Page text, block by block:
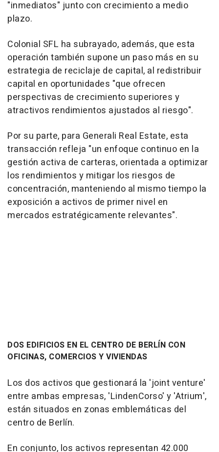
"inmediatos" junto con crecimiento a medio
plazo.
Colonial SFL ha subrayado, además, que esta
operación también supone un paso más en su
estrategia de reciclaje de capital, al redistribuir
capital en oportunidades "que ofrecen
perspectivas de crecimiento superiores y
atractivos rendimientos ajustados al riesgo".
Por su parte, para Generali Real Estate, esta
transacción refleja "un enfoque continuo en la
gestión activa de carteras, orientada a optimizar
los rendimientos y mitigar los riesgos de
concentración, manteniendo al mismo tiempo la
exposición a activos de primer nivel en
mercados estratégicamente relevantes".
DOS EDIFICIOS EN EL CENTRO DE BERLÍN CON
OFICINAS, COMERCIOS Y VIVIENDAS
Los dos activos que gestionará la 'joint venture'
entre ambas empresas, 'LindenCorso' y 'Atrium',
están situados en zonas emblemáticas del
centro de Berlín.
En conjunto, los activos representan 42.000